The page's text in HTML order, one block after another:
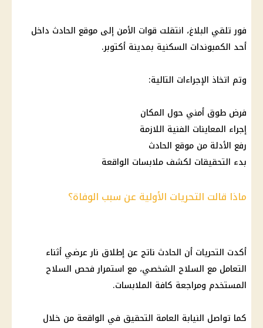
فور تلقي البلاغ، انتقلت قوات الأمن إلى موقع الحادث داخل
أحد الكمبوندات السكنية بمدينة أكتوبر.
وتم اتخاذ الإجراءات التالية:
فرض طوق أمني حول المكان
إجراء المعاينات الفنية اللازمة
رفع الأدلة من موقع الحادث
بدء التحقيقات لكشف ملابسات الواقعة
ماذا قالت التحريات الأولية عن سبب الوفاة؟
أكدت التحريات أن الحادث ناتج عن إطلاق نار عرضي أثناء
التعامل مع السلاح الشخصي، مع استمرار فحص السلاح
المستخدم ومراجعة كافة الملابسات.
كما تواصل النيابة العامة التحقيق في الواقعة من خلال